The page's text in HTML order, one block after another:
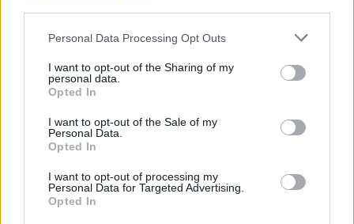
Please note that this website/app uses one or more Google
not limited to your visit or usage behaviour. You may click to
grant or deny consent to Google and its third-party tags to
use your data for below specified purposes in below Google
consent section.
Personal Data Processing Opt Outs
I want to opt-out of the Sharing of my
personal data.
Opted In
I want to opt-out of the Sale of my
Personal Data.
Opted In
I want to opt-out of processing my
Personal Data for Targeted Advertising.
Opted In
Népszerű